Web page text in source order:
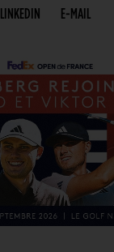
LINKEDIN E-MAIL